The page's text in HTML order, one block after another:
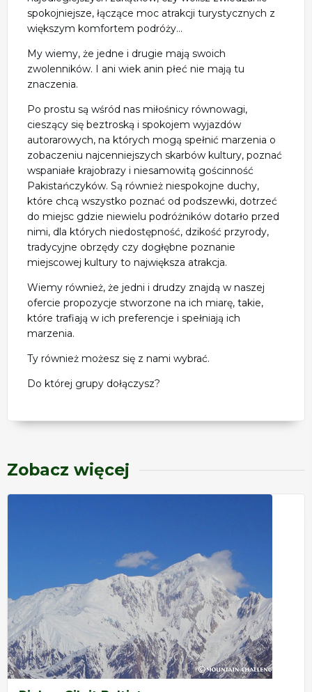
spokojniejsze, łączące moc atrakcji turystycznych z
większym komfortem podróży...
My wiemy, że jedne i drugie mają swoich
zwolenników. I ani wiek anin płeć nie mają tu
znaczenia.
Po prostu są wśród nas miłośnicy równowagi,
cieszący się beztroską i spokojem wyjazdów
autorarowych, na których mogą spełnić marzenia o
zobaczeniu najcenniejszych skarbów kultury, poznać
wspaniałe krajobrazy i niesamowitą gościnność
Pakistańczyków. Są również niespokojne duchy,
które chcą wszystko poznać od podszewki, dotrzeć
do miejsc gdzie niewielu podróżników dotarło przed
nimi, dla których niedostępność, dzikość przyrody,
tradycyjne obrzędy czy dogłębne poznanie
miejscowej kultury to największa atrakcja.
Wiemy również, że jedni i drudzy znajdą w naszej
ofercie propozycje stworzone na ich miarę, takie,
które trafiają w ich preferencje i spełniają ich
marzenia.
Ty również możesz się z nami wybrać.
Do której grupy dołączysz?
Zobacz więcej